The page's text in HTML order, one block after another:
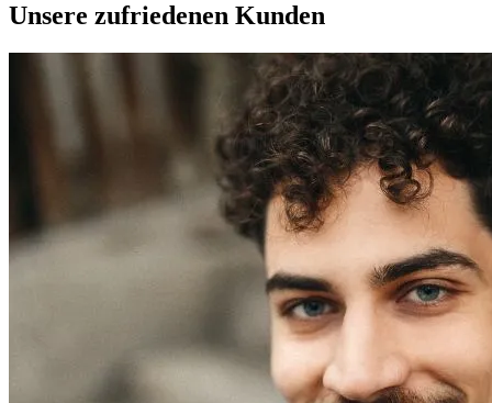
Unsere zufriedenen Kunden